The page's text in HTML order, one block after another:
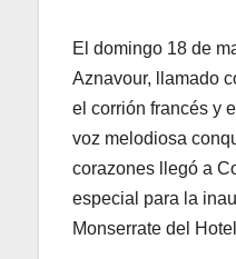
El domingo 18 de
Aznavour, llamado
el corrión francés y
voz melodiosa
corazones llegó a
especial para la
Monserrate del